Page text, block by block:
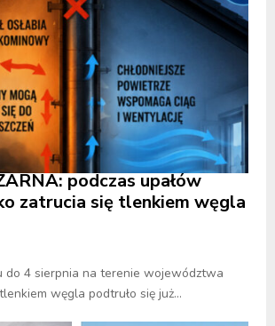
podczas upałów
zatrucia się tlenkiem węgla
do 4 sierpnia na terenie województwa
węgla podtruło się już...